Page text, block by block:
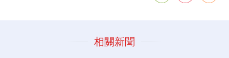
相關新聞